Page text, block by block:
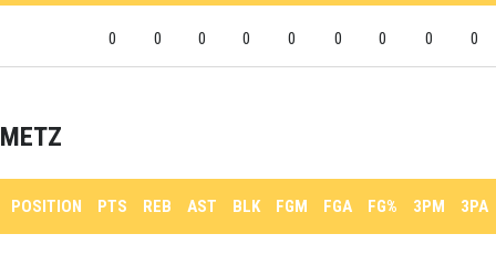
0 0 0 0 0 0 0 0 0
METZ
POSITION PTS REB AST BLK FGM FGA FG% 3PM 3PA